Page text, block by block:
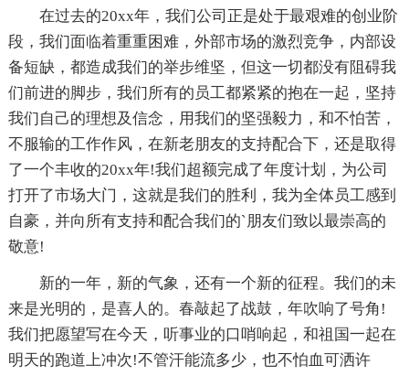
在过去的20xx年，我们公司正是处于最艰难的创业阶
段，我们面临着重重困难，外部市场的激烈竞争，内部设
备短缺，都造成我们的举步维坚，但这一切都没有阻碍我
们前进的脚步，我们所有的员工都紧紧的抱在一起，坚持
我们自己的理想及信念，用我们的坚强毅力，和不怕苦，
不服输的工作作风，在新老朋友的支持配合下，还是取得
了一个丰收的20xx年!我们超额完成了年度计划，为公司
打开了市场大门，这就是我们的胜利，我为全体员工感到
自豪，并向所有支持和配合我们的`朋友们致以最崇高的
敬意!
新的一年，新的气象，还有一个新的征程。我们的未
来是光明的，是喜人的。春敲起了战鼓，年吹响了号角!
我们把愿望写在今天，听事业的口哨响起，和祖国一起在
明天的跑道上冲次!不管汗能流多少，也不怕血可洒许